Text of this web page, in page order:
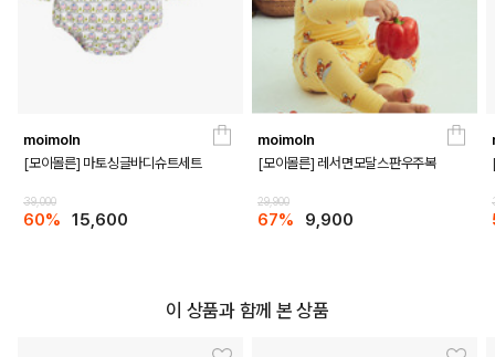
moimoln
[모이몰른] 마토싱글바디슈트세트
39,000
60% 15,600
moimoln
[모이몰른] 레서면모달스판우주복
29,900
67% 9,900
이 상품과 함께 본 상품